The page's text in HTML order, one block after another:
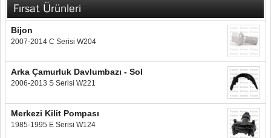
Fırsat Ürünleri
Bijon
2007-2014 C Serisi W204
Arka Çamurluk Davlumbazı - Sol
2006-2013 S Serisi W221
Merkezi Kilit Pompası
1985-1995 E Serisi W124